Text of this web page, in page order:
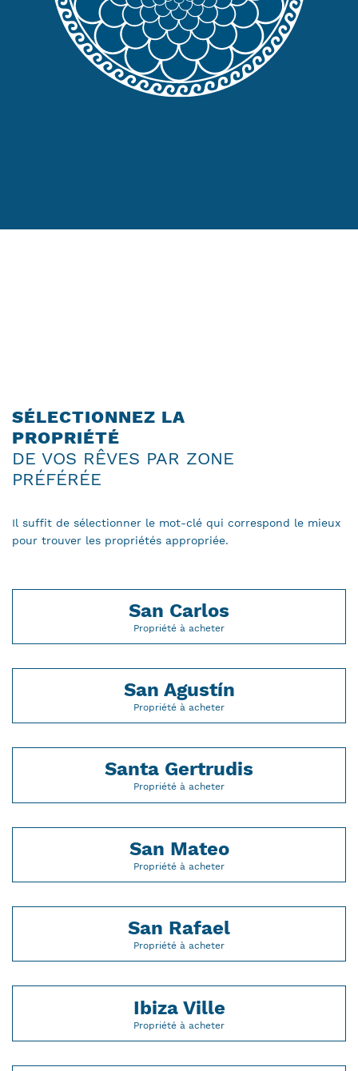
SÉLECTIONNEZ LA
PROPRIÉTÉ
DE VOS RÊVES PAR ZONE
PRÉFÉRÉE
Il suffit de sélectionner le mot-clé qui correspond le mieux
pour trouver les propriétés appropriée.
San Carlos
Propriété à acheter
San Agustín
Propriété à acheter
Santa Gertrudis
Propriété à acheter
San Mateo
Propriété à acheter
San Rafael
Propriété à acheter
Ibiza Ville
Propriété à acheter